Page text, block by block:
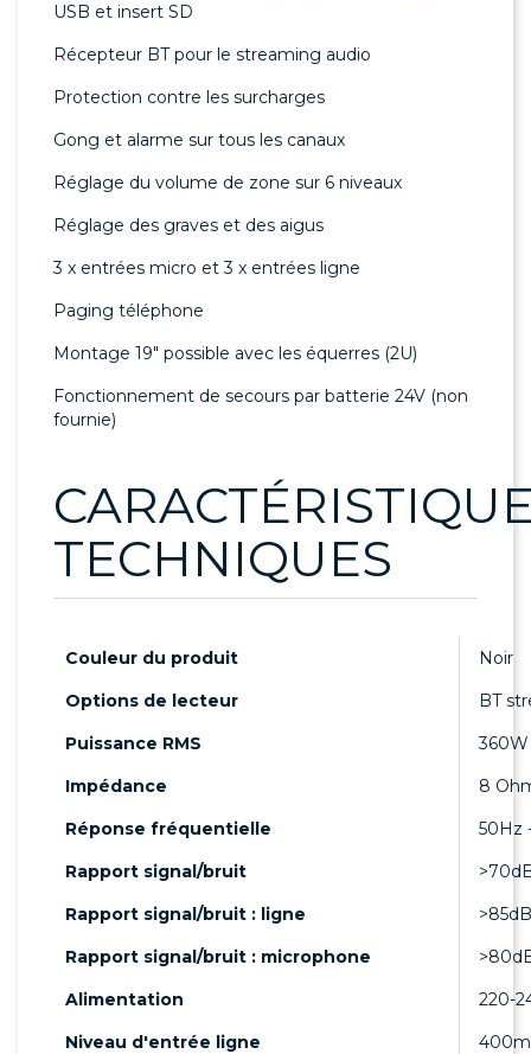
USB et insert SD
Récepteur BT pour le streaming audio
Protection contre les surcharges
Gong et alarme sur tous les canaux
Réglage du volume de zone sur 6 niveaux
Réglage des graves et des aigus
3 x entrées micro et 3 x entrées ligne
Paging téléphone
Montage 19" possible avec les équerres (2U)
Fonctionnement de secours par batterie 24V (non
fournie)
TECHNIQUES
Couleur du produit
Noir
Options de lecteur
BT
Puissance RMS
360W
Impédance
8
Réponse fréquentielle
50Hz
Rapport signal/bruit
Rapport signal/bruit : ligne
>85dB
Rapport signal/bruit : microphone
Alimentation
220-
Niveau d'entrée ligne